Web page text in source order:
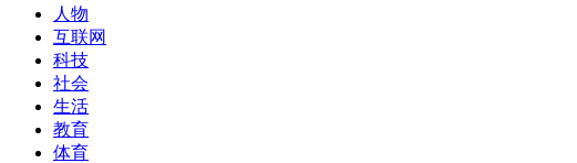
人物
互联网
科技
社会
生活
教育
体育